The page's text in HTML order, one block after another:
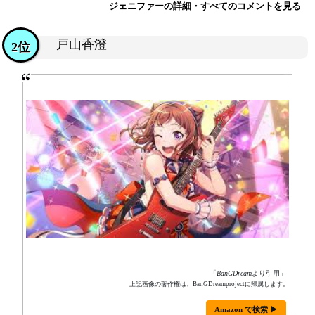
ジェニファーの詳細・すべてのコメントを見る
戸山香澄
2位
「BanGDreamより引用」
上記画像の著作権は、BanGDreamprojectに帰属します。
Amazon で検索 ▶